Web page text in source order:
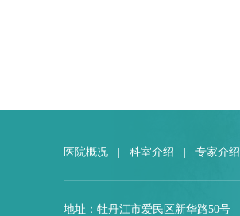
医院概况 科室介绍 专家介绍
地址：牡丹江市爱民区新华路50号